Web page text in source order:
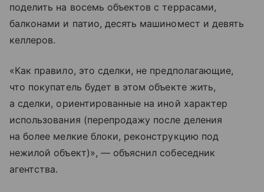
поделить на восемь объектов с террасами,
балконами и патио, десять машиномест и девять
келлеров.
«Как правило, это сделки, не предполагающие,
что покупатель будет в этом объекте жить,
а сделки, ориентированные на иной характер
использования (перепродажу после деления
на более мелкие блоки, реконструкцию под
нежилой объект)», — объяснил собеседник
агентства.